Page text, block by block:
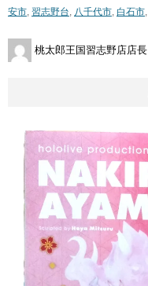
安市, 習志野台, 八千代市, 白石市,
桃太郎王国習志野店店長